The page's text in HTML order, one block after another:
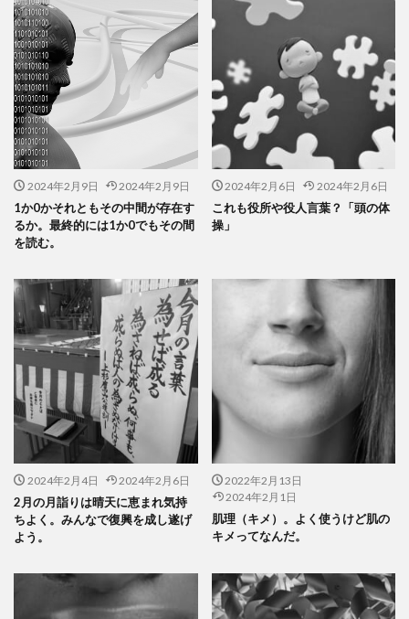
2024年2月9日 2024年2月9日
1か0かそれともその中間が存在す
るか。最終的には1か0でもその間
を読む。
2024年2月6日 2024年2月6日
これも役所や役人言葉？「頭の体
操」
2024年2月4日 2024年2月6日
2月の月詣りは晴天に恵まれ気持
ちよく。みんなで復興を成し遂げ
よう。
2022年2月13日
2024年2月1日
肌理（キメ）。よく使うけど肌の
キメってなんだ。